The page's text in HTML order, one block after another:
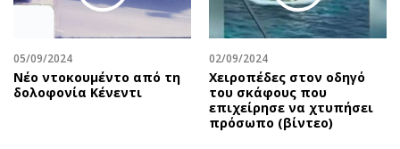
Παράξενα
Πολιτισμός
Σινεμά
Θέατρο-Χορός
Media
Εκπομπές
Wine routes
Podcasts
Uncut
05/09/2024
Nέο ντοκουμέντο από τη
δολοφονία Κένεντι
02/09/2024
Χειροπέδες στον οδηγό
του σκάφους που
επιχείρησε να χτυπήσει
πρόσωπο (βίντεο)